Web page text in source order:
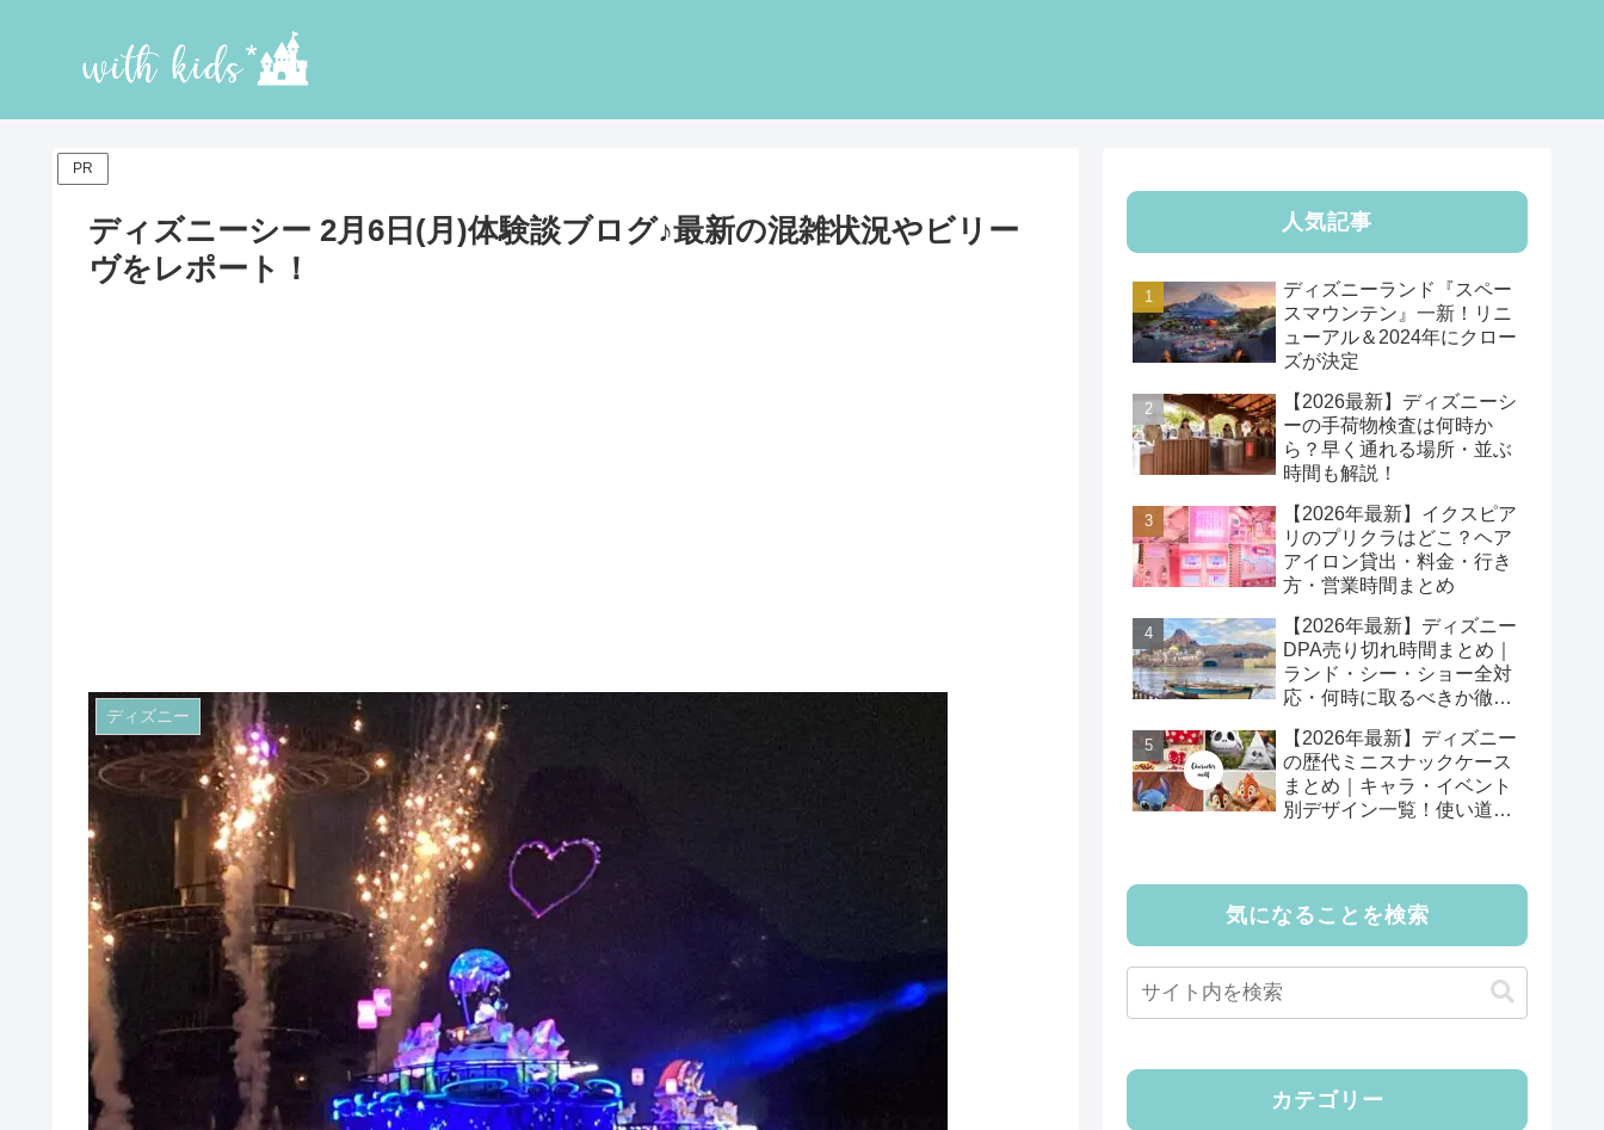
PR
ディズニーシー 2月6日(月)体験談ブログ♪最新の混雑状況やビリー
ヴをレポート！
ディズニー
人気記事
ディズニーランド『スペー
スマウンテン』一新！リニ
ューアル＆2024年にクロー
ズが決定
【2026最新】ディズニーシ
ーの手荷物検査は何時か
ら？早く通れる場所・並ぶ
時間も解説！
【2026年最新】イクスピア
リのプリクラはどこ？ヘア
アイロン貸出・料金・行き
方・営業時間まとめ
【2026年最新】ディズニー
DPA売り切れ時間まとめ｜
ランド・シー・ショー全対
応・何時に取るべきか徹底
【2026年最新】ディズニー
の歴代ミニスナックケース
まとめ｜キャラ・イベント
別デザイン一覧！使い道も
気になることを検索
カテゴリー